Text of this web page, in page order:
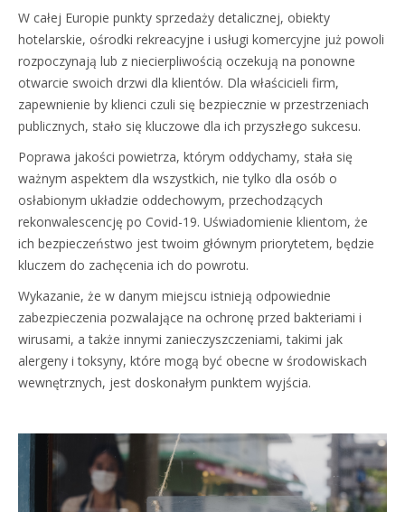
W całej Europie punkty sprzedaży detalicznej, obiekty
hotelarskie, ośrodki rekreacyjne i usługi komercyjne już powoli
rozpoczynają lub z niecierpliwością oczekują na ponowne
otwarcie swoich drzwi dla klientów. Dla właścicieli firm,
zapewnienie by klienci czuli się bezpiecznie w przestrzeniach
publicznych, stało się kluczowe dla ich przyszłego sukcesu.
Poprawa jakości powietrza, którym oddychamy, stała się
ważnym aspektem dla wszystkich, nie tylko dla osób o
osłabionym układzie oddechowym, przechodzących
rekonwalescencję po Covid-19. Uświadomienie klientom, że
ich bezpieczeństwo jest twoim głównym priorytetem, będzie
kluczem do zachęcenia ich do powrotu.
Wykazanie, że w danym miejscu istnieją odpowiednie
zabezpieczenia pozwalające na ochronę przed bakteriami i
wirusami, a także innymi zanieczyszczeniami, takimi jak
alergeny i toksyny, które mogą być obecne w środowiskach
wewnętrznych, jest doskonałym punktem wyjścia.